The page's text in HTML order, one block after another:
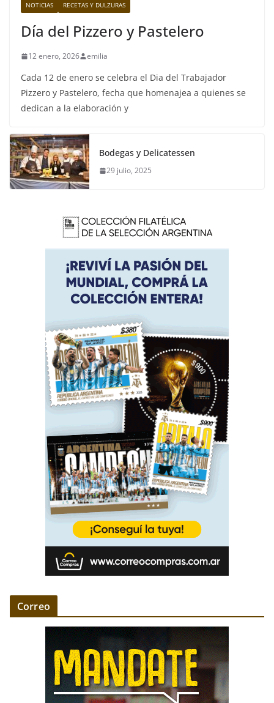
NOTICIAS RECETAS Y DULZURAS
Día del Pizzero y Pastelero
12 enero, 2026 emilia
Cada 12 de enero se celebra el Dia del Trabajador
Pizzero y Pastelero, fecha que homenajea a quienes se
dedican a la elaboración y
Bodegas y Delicatessen
29 julio, 2025
Correo